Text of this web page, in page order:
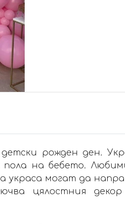
рожден ден.
пола на бебето.
могат да
цялостния